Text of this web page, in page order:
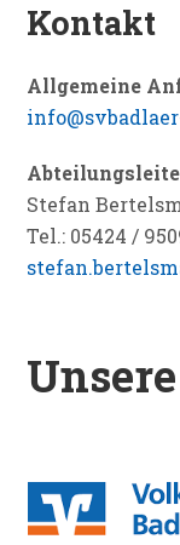
Kontakt
Allgemeine
Stefan
Tel.: 05424 /